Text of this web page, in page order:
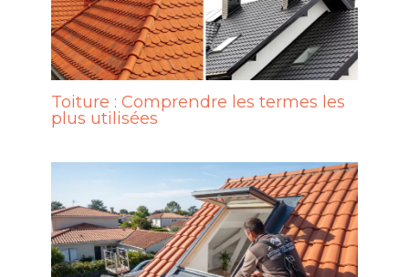
Toiture : Comprendre les termes les
plus utilisées